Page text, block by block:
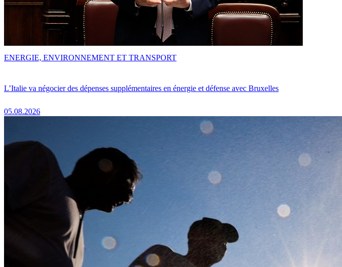
L’Italie va négocier des dépenses supplémentaires en énergie et défense avec Bruxelles
05.08.2026
ENERGIE, ENVIRONNEMENT ET TRANSPORT